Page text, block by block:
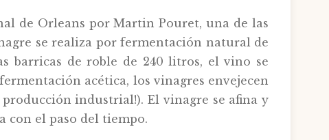
de Orleans por Martin Pouret, una de las
se realiza por fermentación natural de
barricas de roble de 240 litros, el vino se
acética, los vinagres envejecen
industrial!). El vinagre se afina y
con el paso del tiempo.